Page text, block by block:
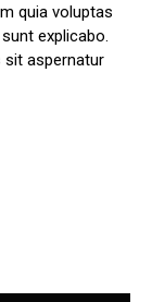
quia voluptas
explicabo.
sit aspernatur